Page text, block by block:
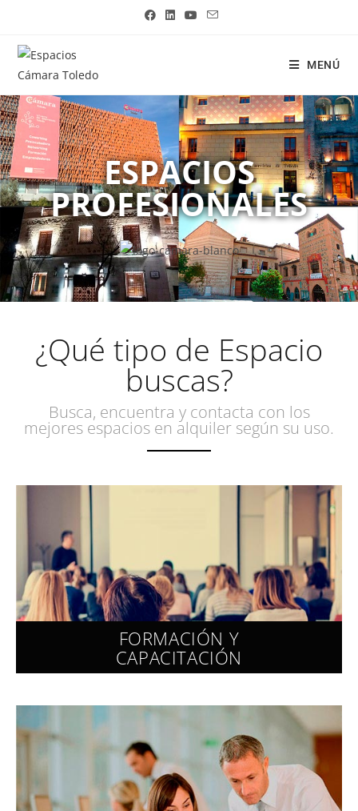
MENÚ
ESPACIOS
PROFESIONALES
¿Qué tipo de Espacio
buscas?
Busca, encuentra y contacta con los
mejores espacios en alquiler según su uso.
FORMACIÓN Y
CAPACITACIÓN